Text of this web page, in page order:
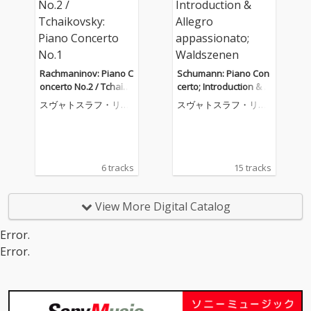
Rachmaninov: Piano C
oncerto No.2 / Tchaiko
vsky: Piano Concerto
No.1
スヴャトスラフ・リヒ
6 tracks
Schumann: Piano Con
certo; Introduction & Al
legro appassionato;
Waldszenen
スヴャトスラフ・リヒ
15 tracks
View More Digital Catalog
Error.
Error.